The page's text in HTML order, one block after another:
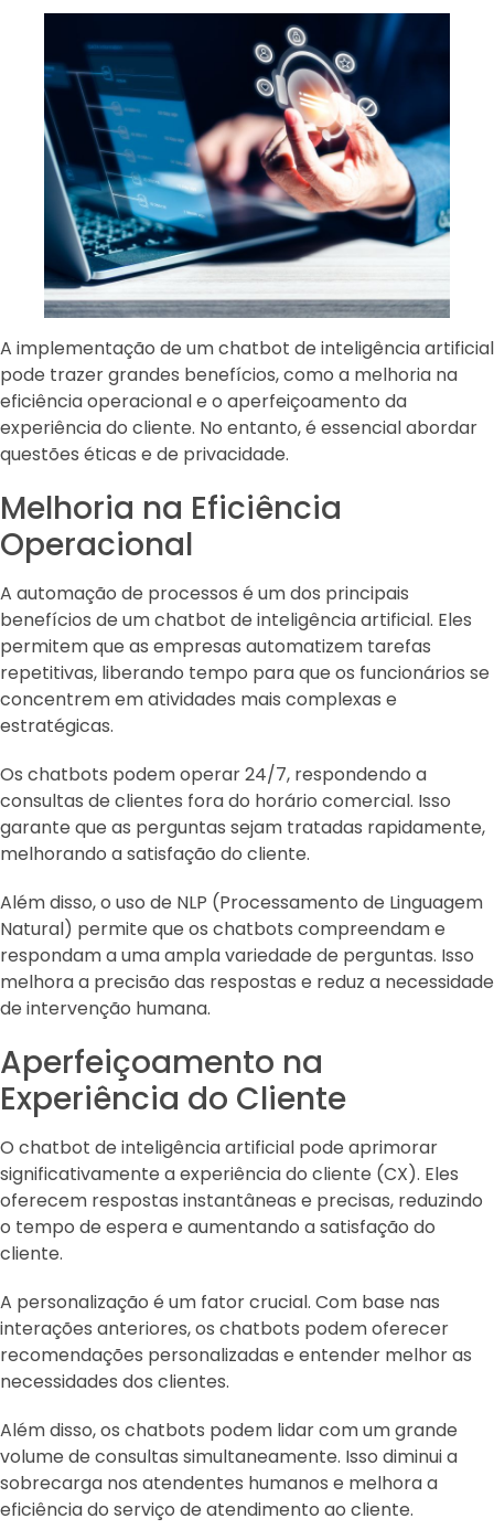
A implementação de um chatbot de inteligência artificial
pode trazer grandes benefícios, como a melhoria na
eficiência operacional e o aperfeiçoamento da
experiência do cliente. No entanto, é essencial abordar
questões éticas e de privacidade.
Melhoria na Eficiência
Operacional
A automação de processos é um dos principais
benefícios de um chatbot de inteligência artificial. Eles
permitem que as empresas automatizem tarefas
repetitivas, liberando tempo para que os funcionários se
concentrem em atividades mais complexas e
estratégicas.
Os chatbots podem operar 24/7, respondendo a
consultas de clientes fora do horário comercial. Isso
garante que as perguntas sejam tratadas rapidamente,
melhorando a satisfação do cliente.
Além disso, o uso de NLP (Processamento de Linguagem
Natural) permite que os chatbots compreendam e
respondam a uma ampla variedade de perguntas. Isso
melhora a precisão das respostas e reduz a necessidade
de intervenção humana.
Aperfeiçoamento na
Experiência do Cliente
O chatbot de inteligência artificial pode aprimorar
significativamente a experiência do cliente (CX). Eles
oferecem respostas instantâneas e precisas, reduzindo
o tempo de espera e aumentando a satisfação do
cliente.
A personalização é um fator crucial. Com base nas
interações anteriores, os chatbots podem oferecer
recomendações personalizadas e entender melhor as
necessidades dos clientes.
Além disso, os chatbots podem lidar com um grande
volume de consultas simultaneamente. Isso diminui a
sobrecarga nos atendentes humanos e melhora a
eficiência do serviço de atendimento ao cliente.